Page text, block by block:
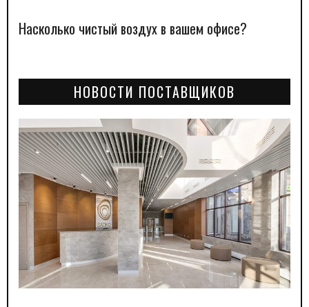
Насколько чистый воздух в вашем офисе?
НОВОСТИ ПОСТАВЩИКОВ